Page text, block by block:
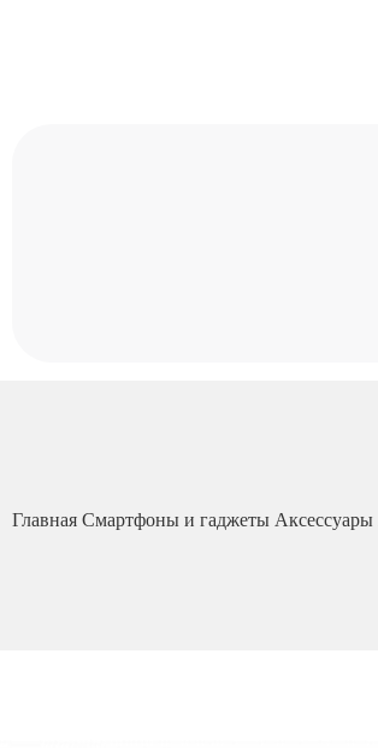
Главная Смартфоны и гаджеты Аксессуары